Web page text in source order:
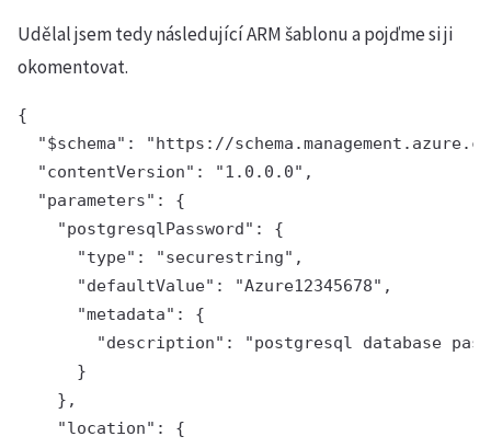
Udělal jsem tedy následující ARM šablonu a pojďme si ji
okomentovat.
{
"$schema": "https://
  "contentVersion": "1.0.0.0",
  "parameters": {
    "postgresqlPassword": {
      "type": "securestring",
      "defaultValue": "Azure12345678",
      "metadata": {
"description": "postgresql database
      }
    },
    "location": {